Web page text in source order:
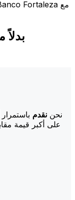
نحن نقدم
على أكبر قيمة